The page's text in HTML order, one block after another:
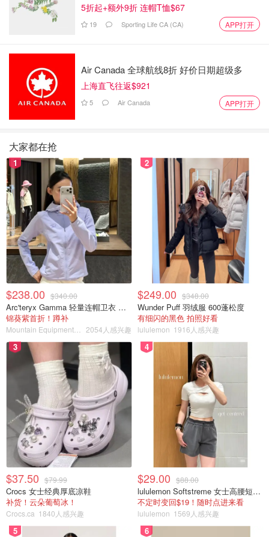
图片来源于ins，版权属于原作者
处社交，不仅影响队内气氛，甚至还带仍有比赛的队友出去
玩。
严重分散了队友的注意力！！
图片来源于ins，版权属于原作者
比赛，不穿负责人提供的官方制服；赛后，宣布退役不提前
告知巴拉圭奥委会，又影响军心。
卢安娜的所作所为，气得巴拉圭奥委会主席连夜发声明，赶
出奥运村：
“她的出现在巴拉圭队内部制造了一种不适当的氛围。
5折起+额外9折 连帽T恤$67
19 Sporting Life CA (CA) APP打开
Air Canada 全球航线8折 好价日期超级多
上海直飞往返$921
5 Air Canada APP打开
大家都在抢
1
$238.00 $340.00
Arc'teryx Gamma 轻量连帽卫衣 女款
锦葵紫首折！蹲补
2054人感兴趣
2
$249.00 $348.00
Wunder Puff 羽绒服 600蓬松度
有细闪的黑色 拍照好看
lululemon 1916人感兴趣
3
$37.50 $79.99
Crocs 女士经典厚底凉鞋
补货！云朵葡萄冰！
Crocs.ca 1840人感兴趣
4
$29.00 $88.00
lululemon Softstreme 女士高腰短裤 10cm
不定时变回$19！随时点进来看
lululemon 1569人感兴趣
5 6